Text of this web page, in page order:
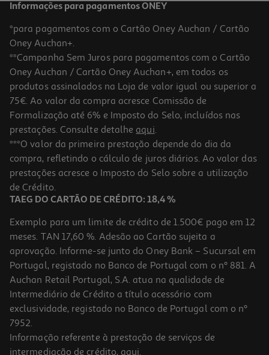
-10%
Livro Morre Sem Nada
14.85 €/un
16,50 € PVP de editor
14,85 €
-10%
Informações para pagamentos ONEY
*para pagamentos com o Cartão Oney Auchan / Cartão
Oney Auchan+.
**Campanha Sem Juros para pagamentos com o Cartão
Oney Auchan / Cartão Oney Auchan+, em todos os
produtos assinalados na Loja de valor igual ou superior a
75€. Ao valor da compra acresce Comissão de
Formalização até 6% e Imposto do Selo, incluídos nas
prestações. Consulte detalhe aqui.
***O valor da primeira prestação depende do dia da
compra, refletindo o cálculo de juros diários. Ao valor das
prestações acresce o Imposto do Selo sobre a utilização
de Crédito.
TAEG DO CARTÃO DE CRÉDITO: 18,4 %
Exemplo para um limite de crédito de 1.500€ pago em 12
meses. TAN 17,60 %. Adesão ao Cartão sujeita a
aprovação. Informe-se junto do Oney Bank – Sucursal em
Portugal, registado no Banco de Portugal com o nº 881. A
Auchan Retail Portugal, S.A. atua na qualidade de
Intermediário de Crédito a título acessório com
exclusividade, registado no Banco de Portugal com o nº
7952.
Informação referente à prestação de serviços de
intermediação de crédito, aqui.